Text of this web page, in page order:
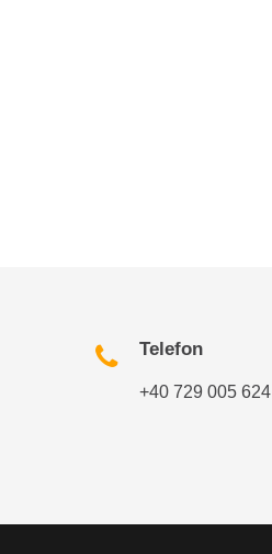
Telefon
+40 729 005 624